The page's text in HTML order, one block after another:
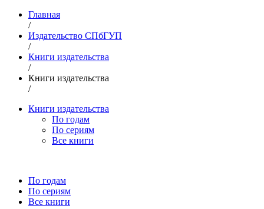
Главная
/
Издательство СПбГУП
/
Книги издательства
/
Книги издательства
/
Книги издательства
По годам
По сериям
Все книги
По годам
По сериям
Все книги